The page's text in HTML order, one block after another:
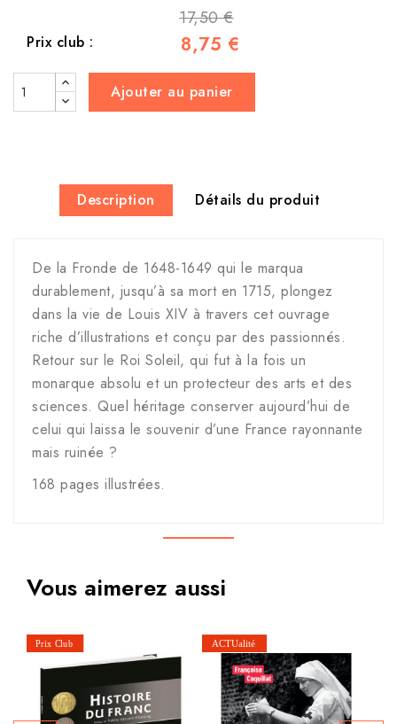
17,50 €
Prix club : 8,75 €
Ajouter au panier
Description Détails du produit
De la Fronde de 1648-1649 qui le marqua
durablement, jusqu’à sa mort en 1715, plongez
dans la vie de Louis XIV à travers cet ouvrage
riche d’illustrations et conçu par des passionnés.
Retour sur le Roi Soleil, qui fut à la fois un
monarque absolu et un protecteur des arts et des
sciences. Quel héritage conserver aujourd’hui de
celui qui laissa le souvenir d’une France rayonnante
mais ruinée ?
168 pages illustrées.
Vous aimerez aussi